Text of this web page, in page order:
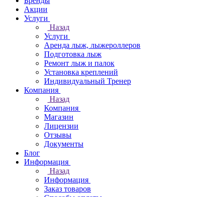
Акции
Услуги
Назад
Услуги
Аренда лыж, лыжероллеров
Подготовка лыж
Ремонт лыж и палок
Установка креплений
Индивидуальный Тренер
Компания
Назад
Компания
Магазин
Лицензии
Отзывы
Документы
Блог
Информация
Назад
Информация
Заказ товаров